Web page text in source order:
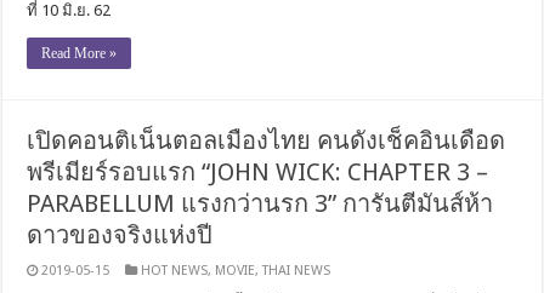
ที่ 10 มิ.ย. 62
Read More »
เปิดคอนติเน็นตอลเมืองไทย คนดังเช็คอินเดือด
พรีเมียร์รอบแรก “JOHN WICK: CHAPTER 3 –
PARABELLUM แรงกว่านรก 3” การันตีมันส์ห้า
ดาวของจริงแห่งปี
2019-05-15 HOT NEWS, MOVIE,THAI NEWS